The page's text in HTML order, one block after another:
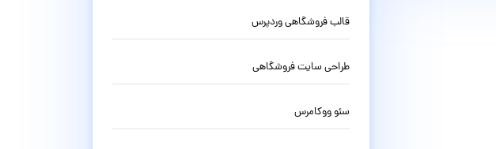
قالب فروشگاهی وردپرس
طراحی سایت فروشگاهی
سئو ووکامرس